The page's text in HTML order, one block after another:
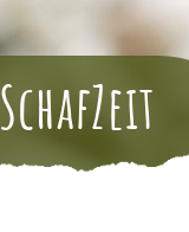
SchafZeit